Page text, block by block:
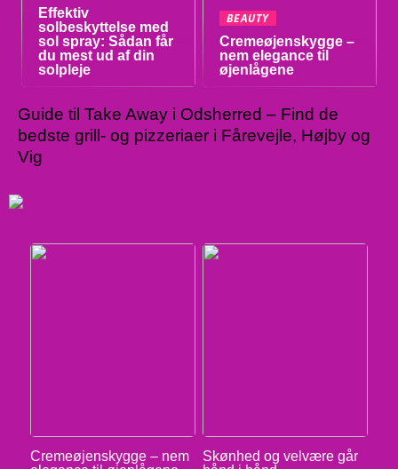
Effektiv
solbeskyttelse med
sol spray: Sådan får
du mest ud af din
solpleje
BEAUTY
Cremeøjenskygge –
nem elegance til
øjenlågene
Guide til Take Away i Odsherred – Find de
bedste grill- og pizzeriaer i Fårevejle, Højby og
Vig
Cremeøjenskygge – nem
Skønhed og velvære går